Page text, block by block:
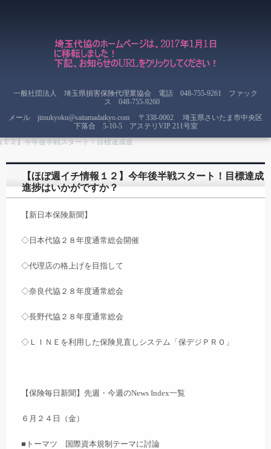
一般社団法人 埼玉県損害保険代理業協会 電話 048-755-9261 ファック
ス 048-755-9260
メール jimukyoku@saitamadaikyo.com 〒338-0002 埼玉県さいたま市中央区
下落合 5-10-5 アステリVIP 211号室
２】今年後半戦スタート！目標達成進
【ほぼ週イチ情報１２】今年後半戦スタート！目標達成
進捗はいかがですか？
【新日本保険新聞】
◇日本代協２８年度通常総会開催
◇代理店の格上げを目指して
◇奈良代協２８年度通常総会
◇長野代協２８年度通常総会
◇ＬＩＮＥを利用した保険見直しシステム「保デジＰＲＯ」
【保険毎日新聞】先週・今週のNews Index一覧
６月２４日（金）
■トーマツ 国際資本規制テーマに討論